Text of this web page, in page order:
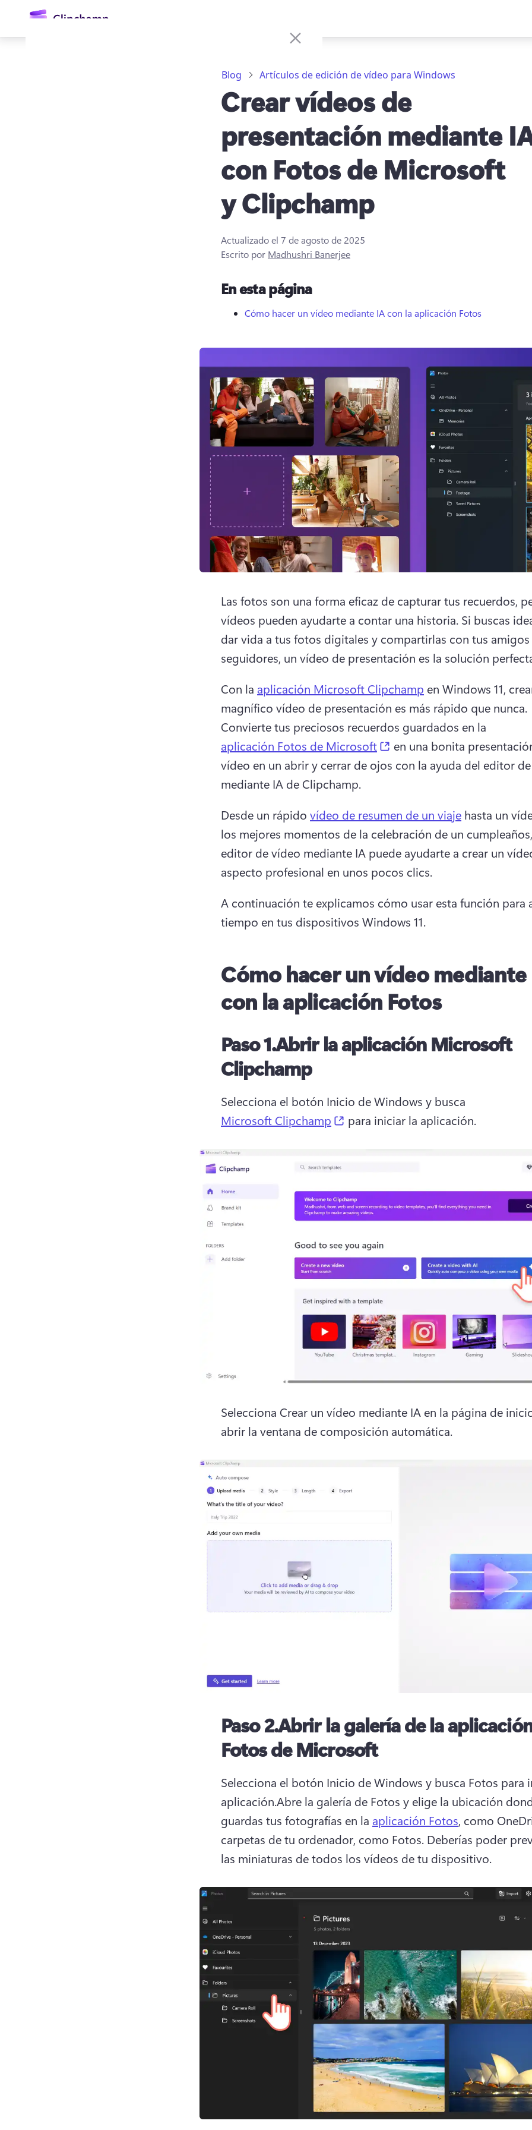
principal
Blog Artículos de edición de vídeo para Windows
Crear vídeos de
presentación mediante
con Fotos de Microsoft
y Clipchamp
Actualizado el 7 de agosto de 2025
Escrito por Madhushri Banerjee
En esta página
Cómo hacer un vídeo mediante IA con la aplicación Fotos
Las fotos son una forma eficaz de capturar tus recuerdos,
vídeos pueden ayudarte a contar una historia. Si buscas
dar vida a tus fotos digitales y compartirlas con tus
seguidores, un vídeo de presentación es la solución
Con la aplicación Microsoft Clipchamp en Windows 11,
Convierte tus preciosos recuerdos guardados en la
aplicación Fotos de Microsoft
(opens in a new tab)
en una bonita
vídeo en un abrir y cerrar de ojos con la ayuda del editor
mediante IA de Clipchamp.
Desde un rápido vídeo de resumen de un viaje hasta un
los mejores momentos de la celebración de un
editor de vídeo mediante IA puede ayudarte a crear un
aspecto profesional en unos pocos clics.
A continuación te explicamos cómo usar esta función para
tiempo en tus dispositivos Windows 11.
Cómo hacer un vídeo mediante
con la aplicación Fotos
Paso 1.Abrir la aplicación Microsoft
Clipchamp
Selecciona el botón Inicio de Windows y busca
Microsoft Clipchamp
(opens in a new tab)
para iniciar la aplicación.
Selecciona Crear un vídeo mediante IA en la página de
abrir la ventana de composición automática.
Paso 2.Abrir la galería de la
Fotos de Microsoft
Selecciona el botón Inicio de Windows y busca Fotos para
aplicación.Abre la galería de Fotos y elige la ubicación
guardas tus fotografías en la aplicación Fotos, como
carpetas de tu ordenador, como Fotos. Deberías poder
las miniaturas de todos los vídeos de tu dispositivo.